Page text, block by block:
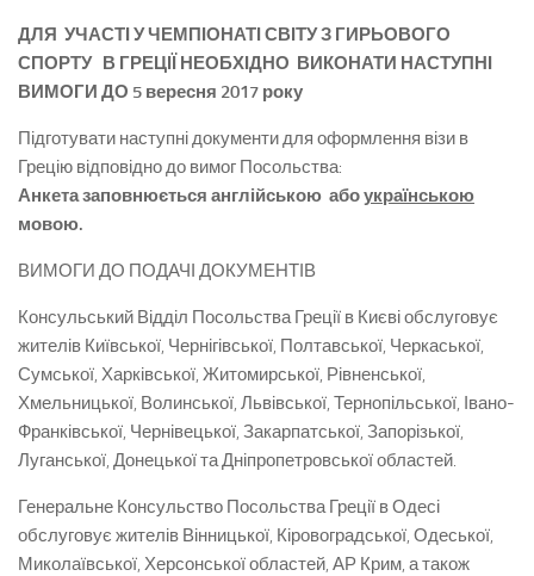
ДЛЯ УЧАСТІ У ЧЕМПІОНАТІ СВІТУ З ГИРЬОВОГО
СПОРТУ В ГРЕЦІЇ НЕОБХІДНО ВИКОНАТИ НАСТУПНІ
ВИМОГИ ДО 5 вересня 2017 року
Підготувати наступні документи для оформлення візи в
Грецію відповідно до вимог Посольства:
Анкета заповнюється англійською абоукраїнською
мовою.
ВИМОГИ ДО ПОДАЧІ ДОКУМЕНТІВ
Консульський Відділ Посольства Греції в Києві обслуговує
жителів Київської, Чернігівської, Полтавської, Черкаської,
Сумської, Харківської, Житомирської, Рівненської,
Хмельницької, Волинської, Львівської, Тернопільської, Івано-
Франківської, Чернівецької, Закарпатської, Запорізької,
Луганської, Донецької та Дніпропетровської областей.
Генеральне Консульство Посольства Греції в Одесі
обслуговує жителів Вінницької, Кіровоградської, Одеської,
Миколаївської, Херсонської областей, АР Крим, а також